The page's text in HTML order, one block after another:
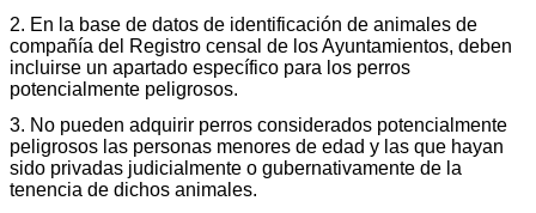
2. En la base de datos de identificación de animales de
compañía del Registro censal de los Ayuntamientos, deben
incluirse un apartado específico para los perros
potencialmente peligrosos.
3. No pueden adquirir perros considerados potencialmente
peligrosos las personas menores de edad y las que hayan
sido privadas judicialmente o gubernativamente de la
tenencia de dichos animales.